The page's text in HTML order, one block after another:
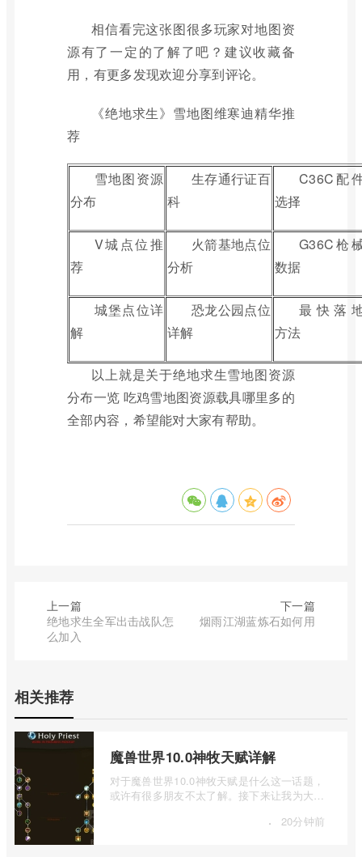
相信看完这张图很多玩家对地图资
源有了一定的了解了吧？建议收藏备
用，有更多发现欢迎分享到评论。
《绝地求生》雪地图维寒迪精华推
荐
雪地图资源
分布
生存通行证百
科
C36C配
选择
V城点位推
荐
火箭基地点位
分析
G36C枪
数据
城堡点位详
解
恐龙公园点位
详解
最快落
方法
以上就是关于绝地求生雪地图资源
分布一览 吃鸡雪地图资源载具哪里多的
全部内容，希望能对大家有帮助。
上一篇
绝地求生全军出击战队怎
么加入
下一篇
烟雨江湖蓝炼石如何用
相关推荐
魔兽世界10.0神牧天赋详解
对于魔兽世界10.0神牧天赋是什么这一话题，
或许有很多朋友不太了解。接下来让我为大家
· 20分钟前